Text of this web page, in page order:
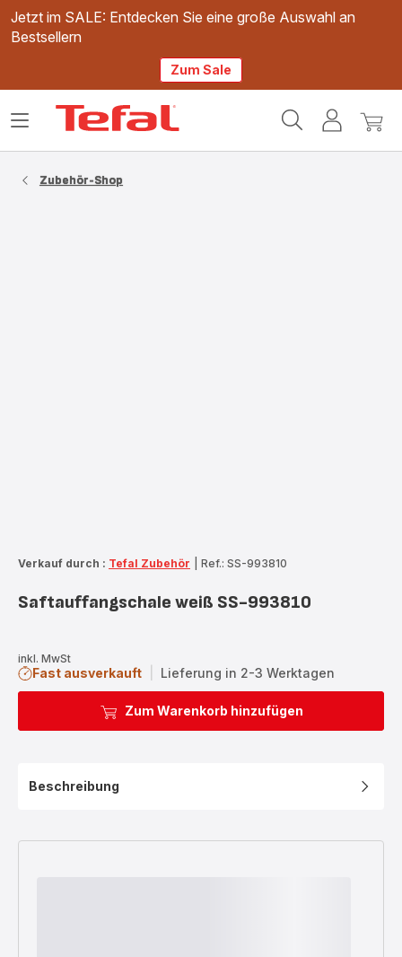
Jetzt im SALE: Entdecken Sie eine große Auswahl an
Bestsellern
Zum Sale
Mein
Mein
Das
Zubehör-Shop
Verkauf durch : Tefal Zubehör Ref.: SS-993810
Saftauffangschale weiß SS-993810
inkl. MwSt
Fast ausverkauft Lieferung in 2-3 Werktagen
Zum Warenkorb hinzufügen
Beschreibung